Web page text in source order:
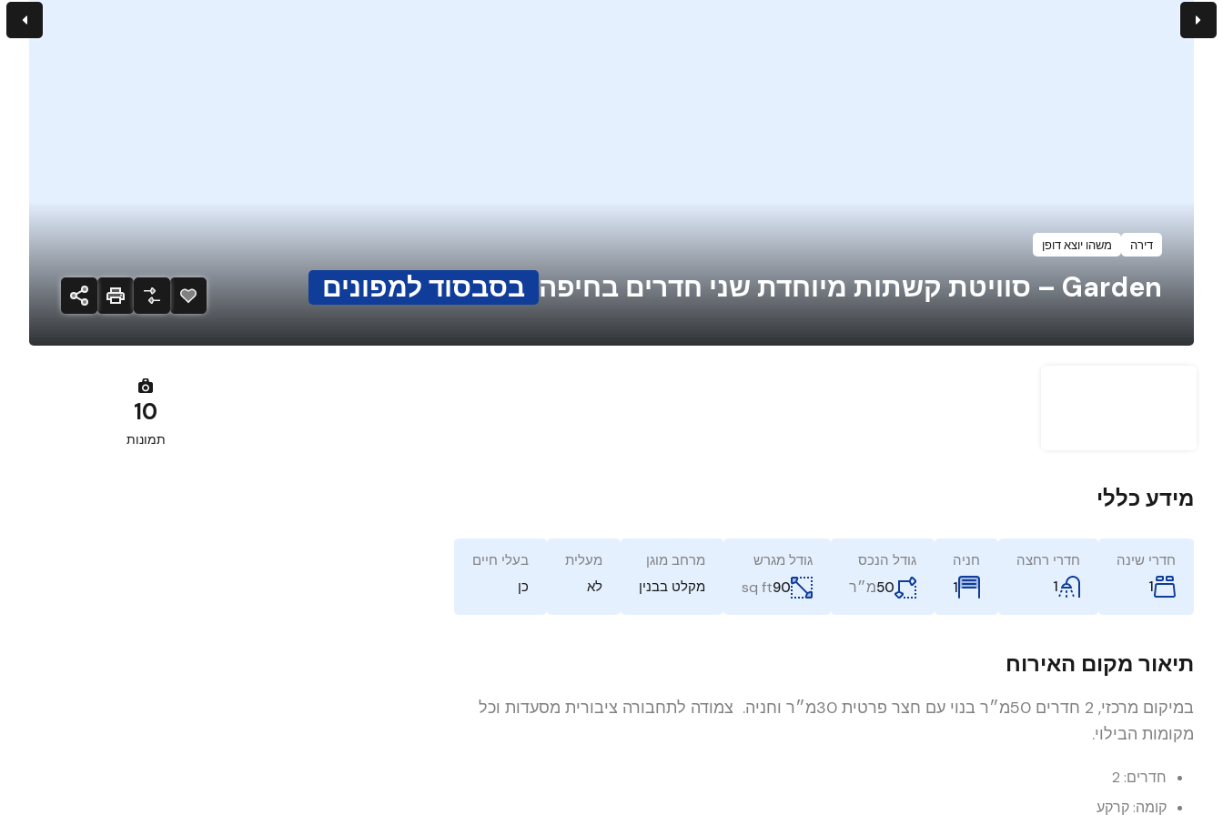
דירה משהו יוצא דופן
Garden – סוויטת קשתות מיוחדת שני חדרים בחיפה בסבסוד למפונים
10
תמונות
מידע כללי
חדרי שינה
1
חדרי רחצה
1
חניה
1
גודל הנכס
50מ״ר
גודל מגרש
90
sq ft
מרחב מוגן
מקלט בבנין
מעלית
לא
בעלי חיים
כן
תיאור מקום האירוח
במיקום מרכזי, 2 חדרים 50מ״ר בנוי עם חצר פרטית 30מ״ר וחניה. צמודה לתחבורה ציבורית מסעדות וכל
מקומות הבילוי.
חדרים: 2
קומה: קרקע